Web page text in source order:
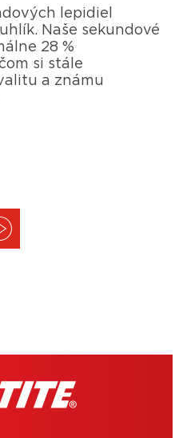
lepidiel
Naše sekundové
28 %
si stále
a známu